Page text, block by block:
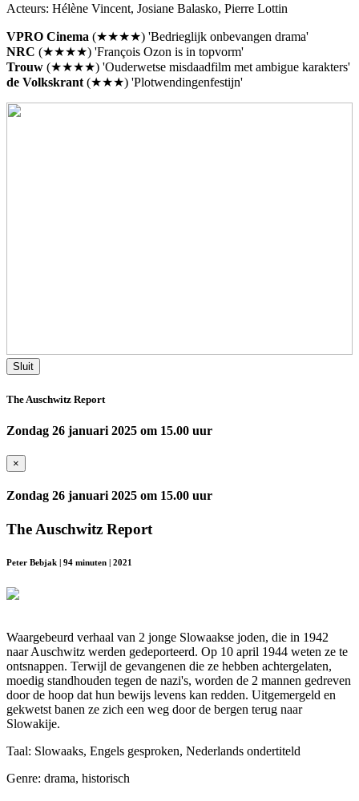
Acteurs: Hélène Vincent, Josiane Balasko, Pierre Lottin
VPRO Cinema (★★★★) 'Bedrieglijk onbevangen drama'
NRC (★★★★) 'François Ozon is in topvorm'
Trouw (★★★★) 'Ouderwetse misdaadfilm met ambigue karakters'
de Volkskrant (★★★) 'Plotwendingenfestijn'
Sluit
The Auschwitz Report
Zondag 26 januari 2025 om 15.00 uur
×
Zondag 26 januari 2025 om 15.00 uur
The Auschwitz Report
Peter Bebjak | 94 minuten | 2021
Waargebeurd verhaal van 2 jonge Slowaakse joden, die in 1942
naar Auschwitz werden gedeporteerd. Op 10 april 1944 weten ze te
ontsnappen. Terwijl de gevangenen die ze hebben achtergelaten,
moedig standhouden tegen de nazi's, worden de 2 mannen gedreven
door de hoop dat hun bewijs levens kan redden. Uitgemergeld en
gekwetst banen ze zich een weg door de bergen terug naar
Slowakije.
Taal: Slowaaks, Engels gesproken, Nederlands ondertiteld
Genre: drama, historisch